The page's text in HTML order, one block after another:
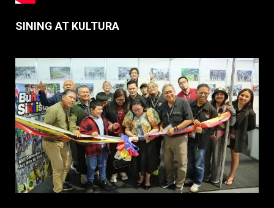
SINING AT KULTURA